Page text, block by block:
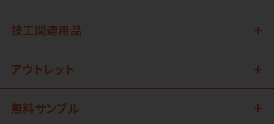
技工関連用品
アウトレット
無料サンプル